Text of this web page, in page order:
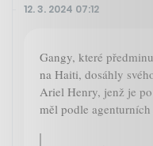
12. 3. 2024 07:12
Gangy, které
na Haiti, dosáhly
Ariel Henry, jenž je
měl podle